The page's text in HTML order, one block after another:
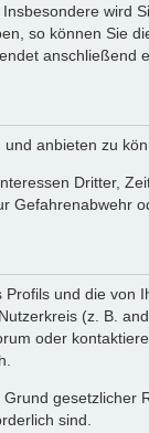
wird
so können Sie
anschließend
anbieten zu
Dritter,
Gefahrenabwehr
und die von
(z. B.
oder
gesetzlicher
sind.